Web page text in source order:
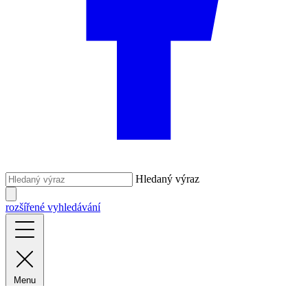
Hledaný výraz
rozšířené vyhledávání
Menu